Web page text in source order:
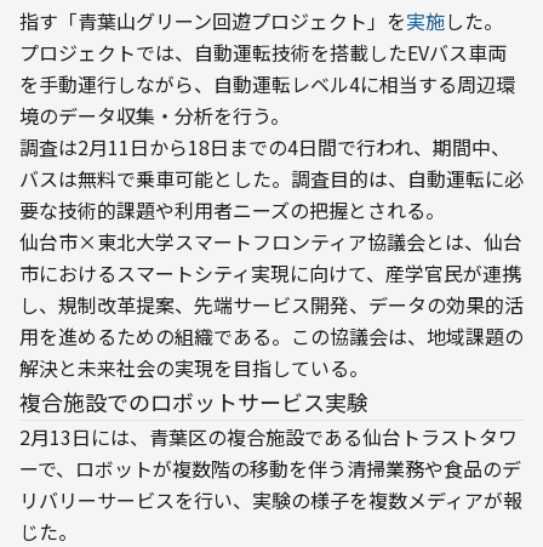
指す「青葉山グリーン回遊プロジェクト」を実施した。
プロジェクトでは、自動運転技術を搭載したEVバス車両
を手動運行しながら、自動運転レベル4に相当する周辺環
境のデータ収集・分析を行う。
調査は2月11日から18日までの4日間で行われ、期間中、
バスは無料で乗車可能とした。調査目的は、自動運転に必
要な技術的課題や利用者ニーズの把握とされる。
仙台市×東北大学スマートフロンティア協議会とは、仙台
市におけるスマートシティ実現に向けて、産学官民が連携
し、規制改革提案、先端サービス開発、データの効果的活
用を進めるための組織である。この協議会は、地域課題の
解決と未来社会の実現を目指している。
複合施設でのロボットサービス実験
2月13日には、青葉区の複合施設である仙台トラストタワ
ーで、ロボットが複数階の移動を伴う清掃業務や食品のデ
リバリーサービスを行い、実験の様子を複数メディアが報
じた。